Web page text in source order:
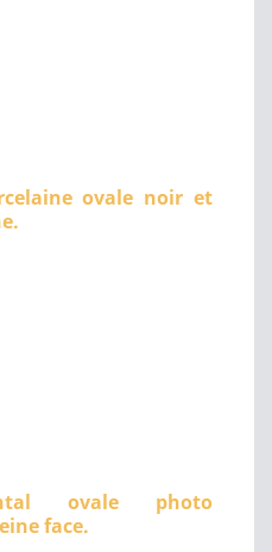
ovale noir et
ovale photo
face.